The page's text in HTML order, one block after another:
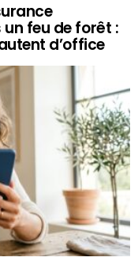
feu de forêt :
d’office